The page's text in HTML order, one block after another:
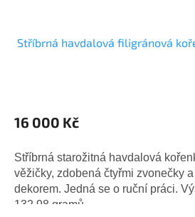
Stříbrná havdalová filigránová
16 000 Kč
Stříbrná starožitná havdalová
věžičky, zdobená čtyřmi zvonečky
dekorem. Jedná se o ruční práci.
132,98 gramů.